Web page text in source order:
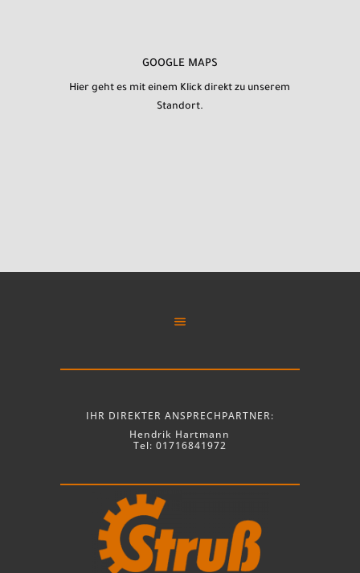
GOOGLE MAPS
Hier geht es mit einem Klick direkt zu unserem
Standort.
IHR DIREKTER ANSPRECHPARTNER:
Hendrik Hartmann
Tel: 01716841972